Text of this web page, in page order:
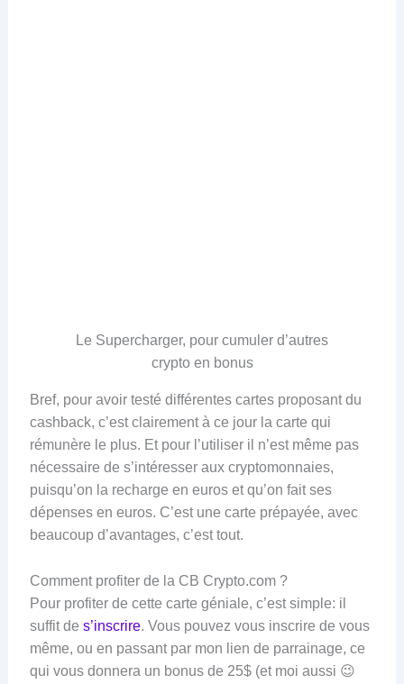
Le Supercharger, pour cumuler d’autres
crypto en bonus
Bref, pour avoir testé différentes cartes proposant du
cashback, c’est clairement à ce jour la carte qui
rémunère le plus. Et pour l’utiliser il n’est même pas
nécessaire de s’intéresser aux cryptomonnaies,
puisqu’on la recharge en euros et qu’on fait ses
dépenses en euros. C’est une carte prépayée, avec
beaucoup d’avantages, c’est tout.
Comment profiter de la CB Crypto.com ?
Pour profiter de cette carte géniale, c’est simple: il
suffit de s’inscrire. Vous pouvez vous inscrire de vous
même, ou en passant par mon lien de parrainage, ce
qui vous donnera un bonus de 25$ (et moi aussi 😉